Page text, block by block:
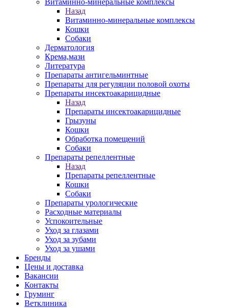
Витаминно-минеральные комплексы
Назад
Витаминно-минеральные комплексы
Кошки
Собаки
Дерматология
Крема,мази
Литература
Препараты антигельминтные
Препараты для регуляции половой охоты
Препараты инсектоакарицидные
Назад
Препараты инсектоакарицидные
Грызуны
Кошки
Обработка помещений
Собаки
Препараты репеллентные
Назад
Препараты репеллентные
Кошки
Собаки
Препараты урологические
Расходные материалы
Успокоительные
Уход за глазами
Уход за зубами
Уход за ушами
Бренды
Цены и доставка
Вакансии
Контакты
Груминг
Ветклиника